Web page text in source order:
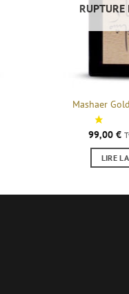
RUPTURE
Mashaer
99,00 €
LIRE